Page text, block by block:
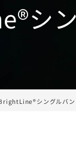
シ
シングルバン